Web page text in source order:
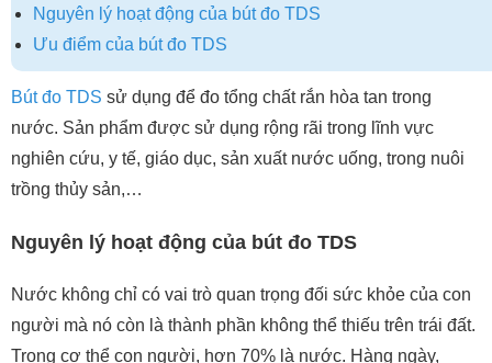
Nguyên lý hoạt động của bút đo TDS
Ưu điểm của bút đo TDS
Bút đo TDS sử dụng để đo tổng chất rắn hòa tan trong
nước. Sản phẩm được sử dụng rộng rãi trong lĩnh vực
nghiên cứu, y tế, giáo dục, sản xuất nước uống, trong nuôi
trồng thủy sản,…
Nguyên lý hoạt động của bút đo TDS
Nước không chỉ có vai trò quan trọng đối sức khỏe của con
người mà nó còn là thành phần không thể thiếu trên trái đất.
Trong cơ thể con người, hơn 70% là nước. Hàng ngày,